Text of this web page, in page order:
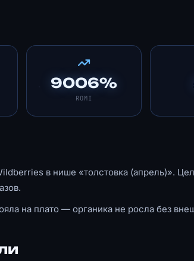
9006%
ROMI
в нише «толстовка (апрель)».
на плато — органика не росла без